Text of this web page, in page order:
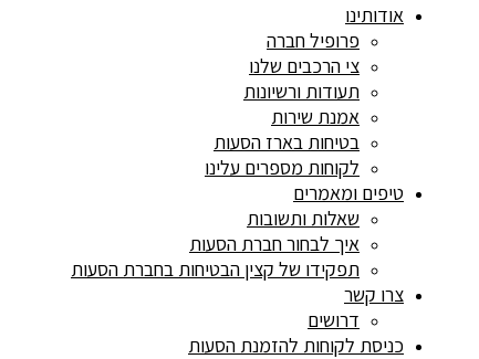
אודותינו
פרופיל חברה
צי הרכבים שלנו
תעודות ורשיונות
אמנת שירות
בטיחות בארז הסעות
לקוחות מספרים עלינו
טיפים ומאמרים
שאלות ותשובות
איך לבחור חברת הסעות
תפקידו של קצין הבטיחות בחברת הסעות
צרו קשר
דרושים
כניסת לקוחות להזמנת הסעות